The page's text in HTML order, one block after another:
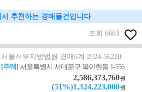
추천하는 경매물건입니다
조회 6663
서울서부지방법원 경매6계 2024-56220
[주택]서울특별시 서대문구 북아현동 1-556
2,586,373,760원
(51%)1,324,223,000원